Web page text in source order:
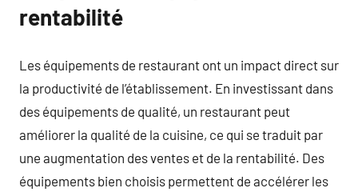
rentabilité
Les équipements de restaurant ont un impact direct sur
la productivité de l’établissement. En investissant dans
des équipements de qualité, un restaurant peut
améliorer la qualité de la cuisine, ce qui se traduit par
une augmentation des ventes et de la rentabilité. Des
équipements bien choisis permettent de accélérer les